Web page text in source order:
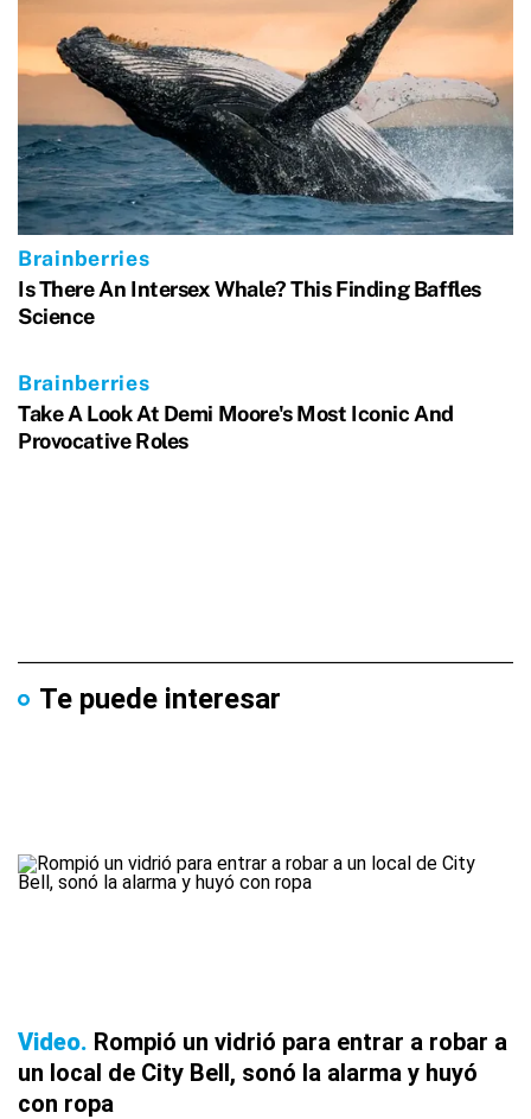
Te puede interesar
Video Rompió un vidrió para entrar a robar a
un local de City Bell, sonó la alarma y huyó
con ropa